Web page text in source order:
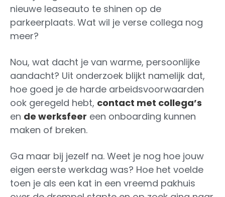
nieuwe leaseauto te shinen op de
parkeerplaats. Wat wil je verse collega nog
meer?
Nou, wat dacht je van warme, persoonlijke
aandacht? Uit onderzoek blijkt namelijk dat,
hoe goed je de harde arbeidsvoorwaarden
ook geregeld hebt, contact met collega’s
en de werksfeer een onboarding kunnen
maken of breken.
Ga maar bij jezelf na. Weet je nog hoe jouw
eigen eerste werkdag was? Hoe het voelde
toen je als een kat in een vreemd pakhuis